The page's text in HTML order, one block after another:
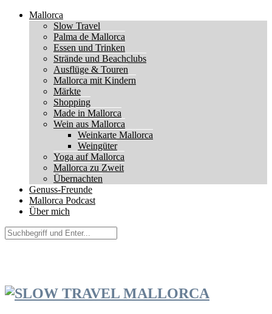
Mallorca
Slow Travel
Palma de Mallorca
Essen und Trinken
Strände und Beachclubs
Ausflüge & Touren
Mallorca mit Kindern
Märkte
Shopping
Made in Mallorca
Wein aus Mallorca
Weinkarte Mallorca
Weingüter
Yoga auf Mallorca
Mallorca zu Zweit
Übernachten
Genuss-Freunde
Mallorca Podcast
Über mich